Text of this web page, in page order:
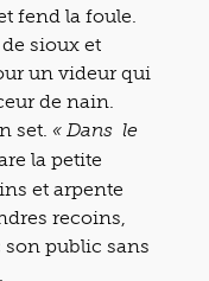
fend la foule.
sioux et
un videur qui
de nain.
set. « Dans le
la petite
et arpente
recoins,
public sans